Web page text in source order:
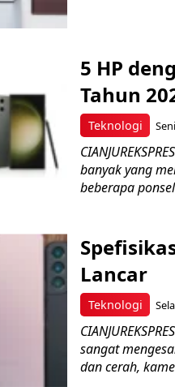
Teknologi
5 HP
Tahun
banyak yang
beberapa
Teknologi
Lancar
sangat
dan cerah,